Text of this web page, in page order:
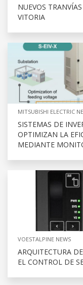
NUEVOS
VITORIA
MITSUBISHI ELECTRIC
SISTEMAS DE
OPTIMIZAN LA
MEDIANTE
VOESTALPINE NEWS
ARQUITECTURA
EL CONTROL DE